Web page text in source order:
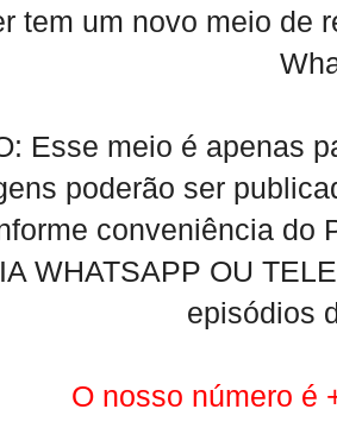
tem um novo meio de
Esse meio é apenas
poderão ser
conveniência do
WHATSAPP OU
episódios
O nosso número é